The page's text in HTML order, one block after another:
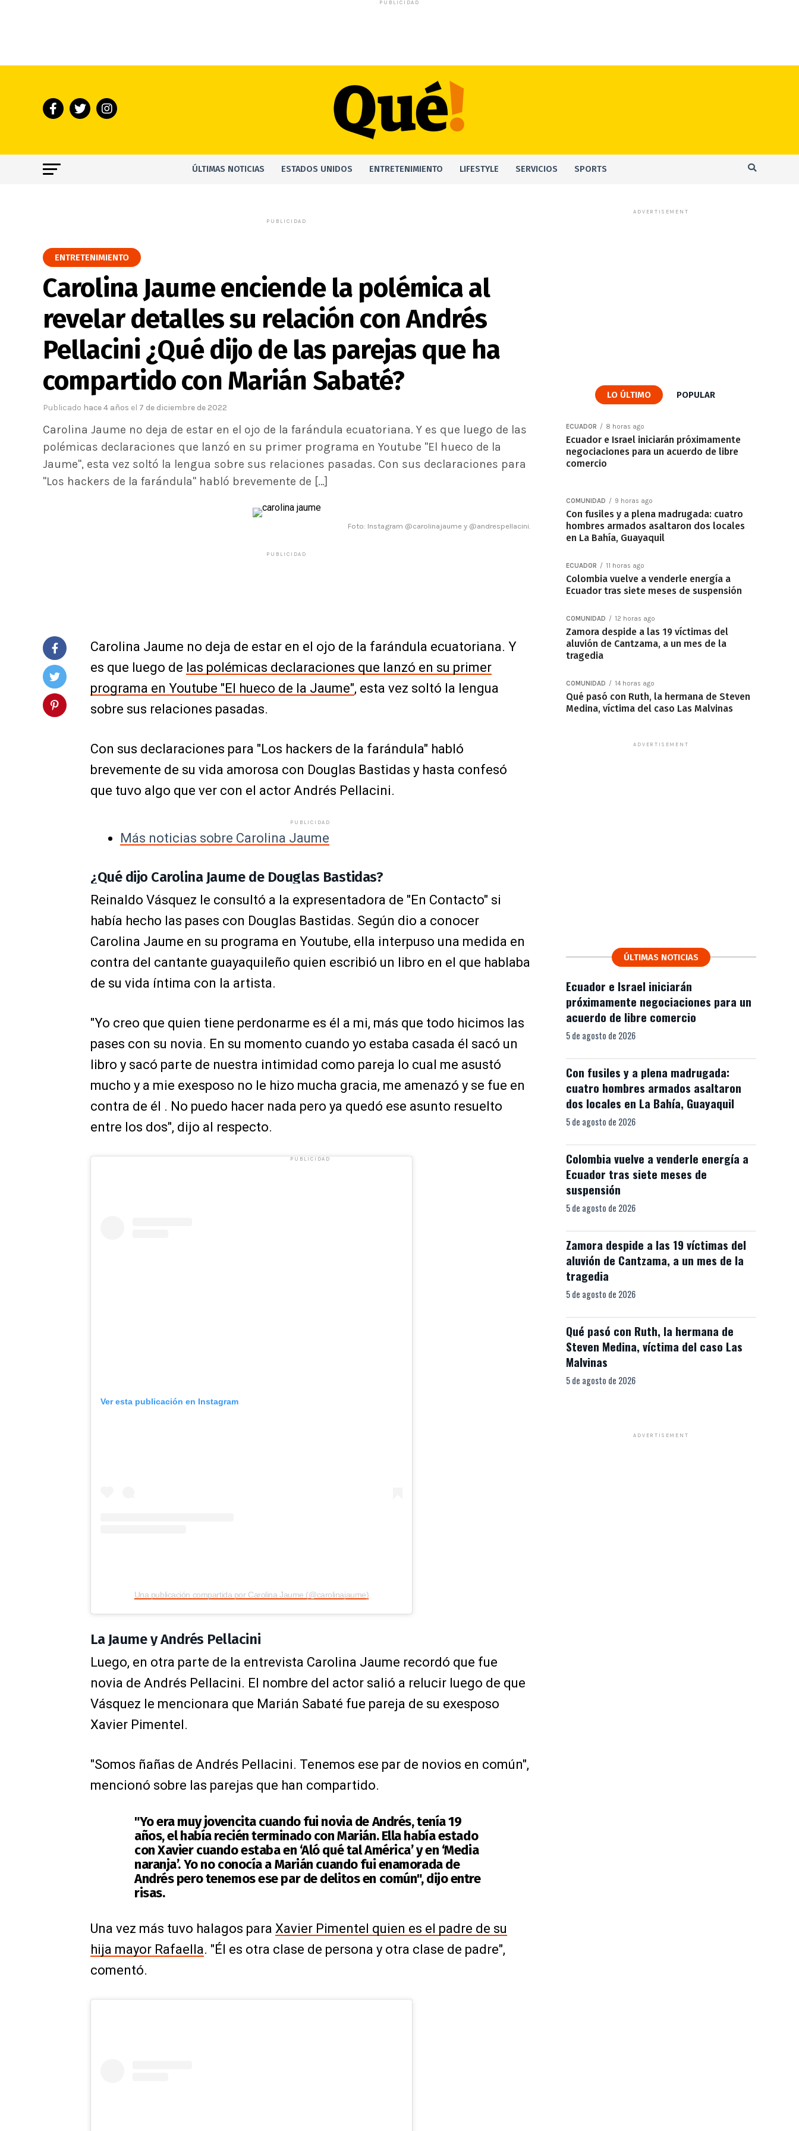
PUBLICIDAD
ÚLTIMAS NOTICIAS ESTADOS UNIDOS ENTRETENIMIENTO LIFESTYLE SERVICIOS SPORTS
PUBLICIDAD
ENTRETENIMIENTO
Carolina Jaume enciende la polémica al
revelar detalles su relación con Andrés
Pellacini ¿Qué dijo de las parejas que ha
compartido con Marián Sabaté?
Publicado hace 4 años el 7 de diciembre de 2022
Carolina Jaume no deja de estar en el ojo de la farándula ecuatoriana. Y es que luego de las
polémicas declaraciones que lanzó en su primer programa en Youtube "El hueco de la
Jaume", esta vez soltó la lengua sobre sus relaciones pasadas. Con sus declaraciones para
"Los hackers de la farándula" habló brevemente de […]
Foto: Instagram @carolinajaume y @andrespellacini.
PUBLICIDAD
Carolina Jaume no deja de estar en el ojo de la farándula ecuatoriana. Y
es que luego de las polémicas declaraciones que lanzó en su primer
programa en Youtube "El hueco de la Jaume", esta vez soltó la lengua
sobre sus relaciones pasadas.
Con sus declaraciones para "Los hackers de la farándula" habló
brevemente de su vida amorosa con Douglas Bastidas y hasta confesó
que tuvo algo que ver con el actor Andrés Pellacini.
PUBLICIDAD
Más noticias sobre Carolina Jaume
¿Qué dijo Carolina Jaume de Douglas Bastidas?
Reinaldo Vásquez le consultó a la expresentadora de "En Contacto" si
había hecho las pases con Douglas Bastidas. Según dio a conocer
Carolina Jaume en su programa en Youtube, ella interpuso una medida en
contra del cantante guayaquileño quien escribió un libro en el que hablaba
de su vida íntima con la artista.
"Yo creo que quien tiene perdonarme es él a mi, más que todo hicimos las
pases con su novia. En su momento cuando yo estaba casada él sacó un
libro y sacó parte de nuestra intimidad como pareja lo cual me asustó
mucho y a mie exesposo no le hizo mucha gracia, me amenazó y se fue en
contra de él . No puedo hacer nada pero ya quedó ese asunto resuelto
entre los dos", dijo al respecto.
PUBLICIDAD
Ver esta publicación en Instagram
Una publicación compartida por Carolina Jaume (@carolinajaume)
La Jaume y Andrés Pellacini
Luego, en otra parte de la entrevista Carolina Jaume recordó que fue
novia de Andrés Pellacini. El nombre del actor salió a relucir luego de que
Vásquez le mencionara que Marián Sabaté fue pareja de su exesposo
Xavier Pimentel.
"Somos ñañas de Andrés Pellacini. Tenemos ese par de novios en común",
mencionó sobre las parejas que han compartido.
"Yo era muy jovencita cuando fui novia de Andrés, tenía 19
años, el había recién terminado con Marián. Ella había estado
con Xavier cuando estaba en ‘Aló qué tal América’ y en ‘Media
naranja’. Yo no conocía a Marián cuando fui enamorada de
Andrés pero tenemos ese par de delitos en común", dijo entre
risas.
Una vez más tuvo halagos para Xavier Pimentel quien es el padre de su
hija mayor Rafaella. "Él es otra clase de persona y otra clase de padre",
comentó.
ADVERTISEMENT
LO ÚLTIMO POPULAR
ECUADOR 8 horas ago
Ecuador e Israel iniciarán próximamente
negociaciones para un acuerdo de libre
comercio
COMUNIDAD 9 horas ago
Con fusiles y a plena madrugada: cuatro
hombres armados asaltaron dos locales
en La Bahía, Guayaquil
ECUADOR 11 horas ago
Colombia vuelve a venderle energía a
Ecuador tras siete meses de suspensión
COMUNIDAD 12 horas ago
Zamora despide a las 19 víctimas del
aluvión de Cantzama, a un mes de la
tragedia
COMUNIDAD 14 horas ago
Qué pasó con Ruth, la hermana de Steven
Medina, víctima del caso Las Malvinas
ADVERTISEMENT
ÚLTIMAS NOTICIAS
Ecuador e Israel iniciarán
próximamente negociaciones para un
acuerdo de libre comercio
5 de agosto de 2026
Con fusiles y a plena madrugada:
cuatro hombres armados asaltaron
dos locales en La Bahía, Guayaquil
5 de agosto de 2026
Colombia vuelve a venderle energía a
Ecuador tras siete meses de
suspensión
5 de agosto de 2026
Zamora despide a las 19 víctimas del
aluvión de Cantzama, a un mes de la
tragedia
5 de agosto de 2026
Qué pasó con Ruth, la hermana de
Steven Medina, víctima del caso Las
Malvinas
5 de agosto de 2026
ADVERTISEMENT